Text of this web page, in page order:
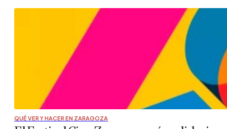
QUÉ VER Y HACER EN ZARAGOZA